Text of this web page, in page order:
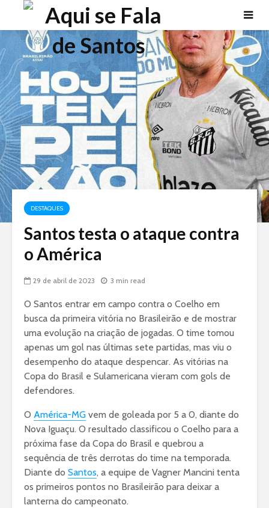
DESTAQUES
Santos testa o ataque contra
o América
29 de abril de 2023 3 min read
O Santos entrar em campo contra o Coelho em
busca da primeira vitória no Brasileirão e de mostrar
uma evolução na criação de jogadas. O time tomou
apenas um gol nas últimas sete partidas, mas viu o
desempenho do ataque despencar. As vitórias na
Copa do Brasil e Sulamericana vieram com gols de
defendores.
O América-MG vem de goleada por 5 a 0, diante do
Nova Iguaçu. O resultado classificou o Coelho para a
próxima fase da Copa do Brasil e quebrou a
sequência de três derrotas do time na temporada.
Diante do Santos, a equipe de Vagner Mancini tenta
os primeiros pontos no Brasileirão para deixar a
lanterna do campeonato.